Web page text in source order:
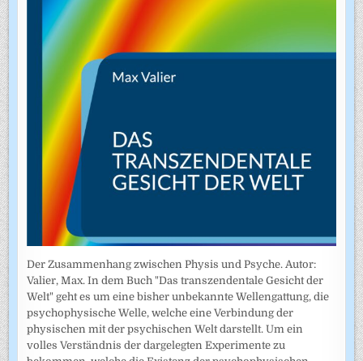
Der Zusammenhang zwischen Physis und Psyche. Autor:
Valier, Max. In dem Buch "Das transzendentale Gesicht der
Welt" geht es um eine bisher unbekannte Wellengattung, die
psychophysische Welle, welche eine Verbindung der
physischen mit der psychischen Welt darstellt. Um ein
volles Verständnis der dargelegten Experimente zu